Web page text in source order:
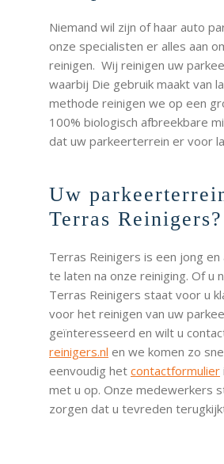
Niemand wil zijn of haar auto
onze specialisten er alles aan
reinigen. Wij reinigen uw
waarbij Die gebruik maakt van
methode reinigen we op een
100% biologisch afbreekbare
dat uw parkeerterrein er voor
Uw
Terras Reinigers?
Terras Reinigers is een jong
te laten na onze reiniging. Of u
Terras Reinigers staat voor u
voor het reinigen van uw
geïnteresseerd en wilt u
reinigers.nl en we komen zo
eenvoudig het contactformulier
met u op. Onze medewerkers
zorgen dat u tevreden